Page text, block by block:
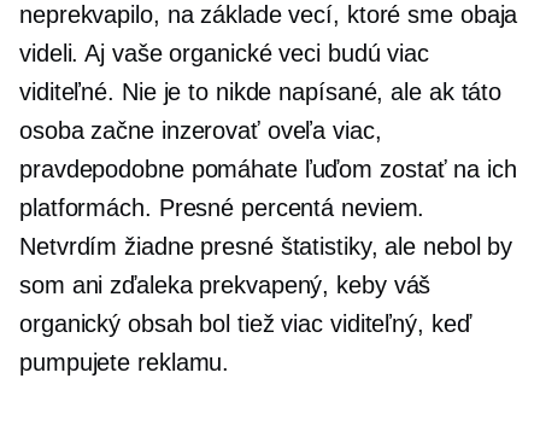
neprekvapilo, na základe vecí, ktoré sme obaja
videli. Aj vaše organické veci budú viac
viditeľné. Nie je to nikde napísané, ale ak táto
osoba začne inzerovať oveľa viac,
pravdepodobne pomáhate ľuďom zostať na ich
platformách. Presné percentá neviem.
Netvrdím žiadne presné štatistiky, ale nebol by
som ani zďaleka prekvapený, keby váš
organický obsah bol tiež viac viditeľný, keď
pumpujete reklamu.